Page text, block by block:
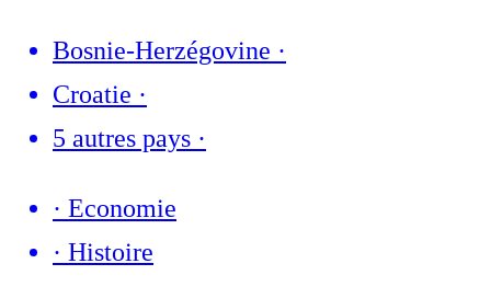
Bosnie-Herzégovine ·
Croatie ·
5 autres pays ·
· Economie
· Histoire